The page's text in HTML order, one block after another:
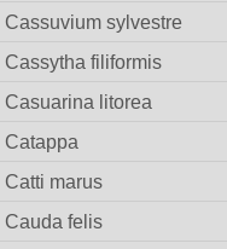
Cassuvium sylvestre
Cassytha filiformis
Casuarina litorea
Catappa
Catti marus
Cauda felis